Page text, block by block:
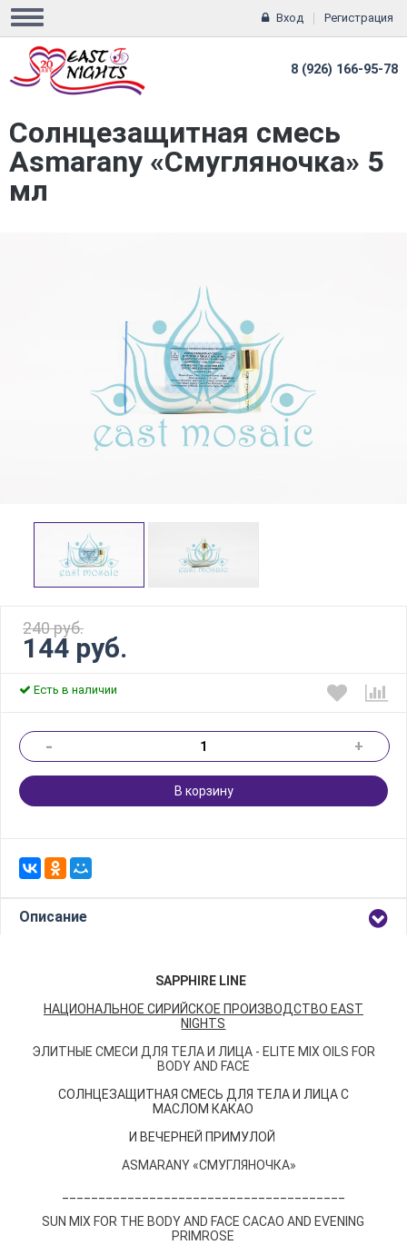
Вход Регистрация
8 (926) 166-95-78
Солнцезащитная смесь
Asmarany «Смугляночка» 5
мл
144 руб.
240 руб.
Есть в наличии
- +
В корзину
Описание
SAPPHIRE LINE
НАЦИОНАЛЬНОЕ СИРИЙСКОЕ ПРОИЗВОДСТВО EAST
NIGHTS
ЭЛИТНЫЕ СМЕСИ ДЛЯ ТЕЛА И ЛИЦА - ELITE MIX OILS FOR
BODY AND FACE
СОЛНЦЕЗАЩИТНАЯ СМЕСЬ ДЛЯ ТЕЛА И ЛИЦА С
МАСЛОМ КАКАО
И ВЕЧЕРНЕЙ ПРИМУЛОЙ
ASMARANY «СМУГЛЯНОЧКА»
SUN MIX FOR THE BODY AND FACE CACAO AND EVENING
PRIMROSE